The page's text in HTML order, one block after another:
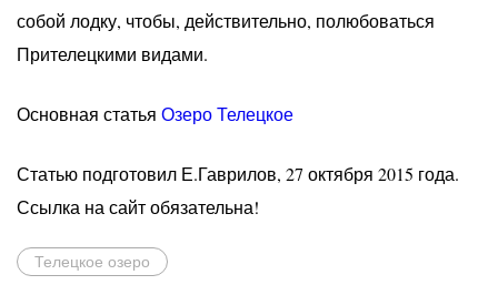
собой лодку, чтобы, действительно, полюбоваться
Прителецкими видами.
Основная статья Озеро Телецкое
Статью подготовил Е.Гаврилов, 27 октября 2015 года.
Ссылка на сайт обязательна!
Телецкое озеро